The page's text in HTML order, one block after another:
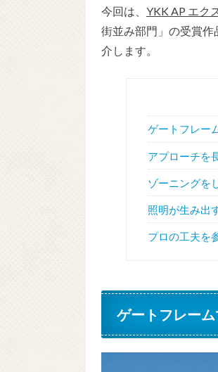
今回は、 YKK AP エク
街並み部門」の受賞
介します。
ゲートフレー
アプローチを
ゾーニングを
照明が生み出
プロの工夫を
ゲートフレー